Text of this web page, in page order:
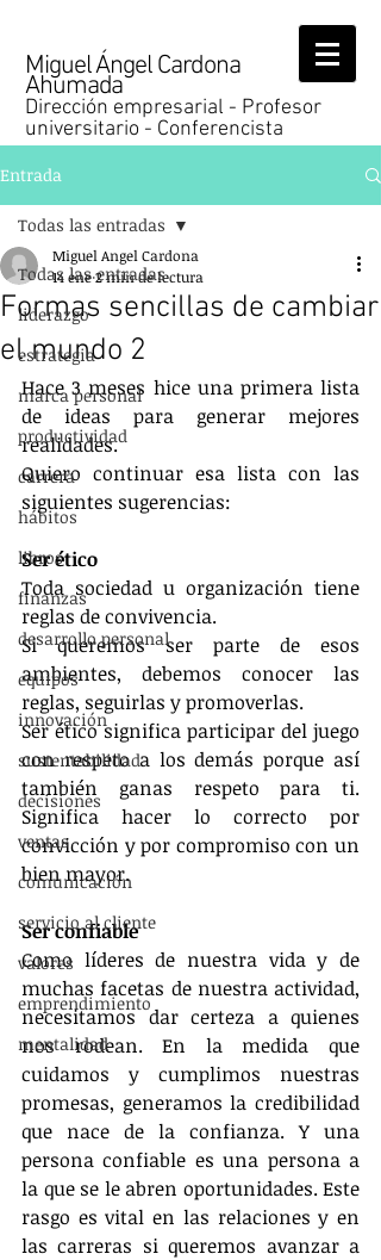
Miguel Ángel Cardona
Ahumada
Dirección empresarial - Profesor
universitario - Conferencista
Entrada
Todas las entradas
liderazgo
estrategia
marca personal
productividad
carrera
hábitos
libros
finanzas
desarrollo personal
equipos
innovación
sustentabilidad
decisiones
ventas
comunicación
servicio al cliente
valores
emprendimiento
mentalidad
Todas las entradas
Formas sencillas de cambiar
el mundo 2
Miguel Angel Cardona
14 ene2 min de lectura
Hace 3 meses hice una primera lista
de ideas para generar mejores
realidades.
Quiero continuar esa lista con las
siguientes sugerencias:
Ser ético
Toda sociedad u organización tiene
reglas de convivencia.
Si queremos ser parte de esos
ambientes, debemos conocer las
reglas, seguirlas y promoverlas.
Ser ético significa participar del juego
con respeto a los demás porque así
también ganas respeto para ti.
Significa hacer lo correcto por
convicción y por compromiso con un
bien mayor.
Ser confiable
Como líderes de nuestra vida y de
muchas facetas de nuestra actividad,
necesitamos dar certeza a quienes
nos rodean. En la medida que
cuidamos y cumplimos nuestras
promesas, generamos la credibilidad
que nace de la confianza. Y una
persona confiable es una persona a
la que se le abren oportunidades. Este
rasgo es vital en las relaciones y en
las carreras si queremos avanzar a